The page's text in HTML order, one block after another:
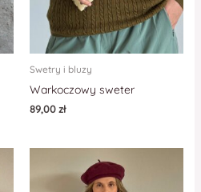
Swetry i bluzy
Warkoczowy sweter
89,00zł